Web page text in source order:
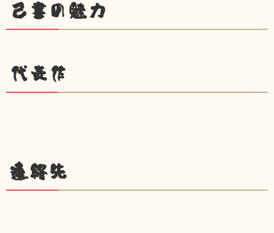
己書の魅力
代表作
連絡先